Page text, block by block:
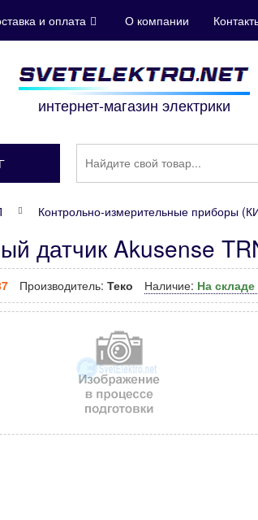
и оплата О компании
интернет-магазин электрики
Контрольно-измерительные приборы
датчик Akusense
Производитель: Теко Наличие: На